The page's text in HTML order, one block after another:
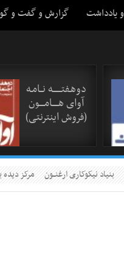
یادداشت گزارش و گفت و گو
دوهـفتـــــــه نــامـه
آوای هـــــامــــون
(فروش اینترنتی)
بنیاد نیکوکاری ارغنــون مرکز